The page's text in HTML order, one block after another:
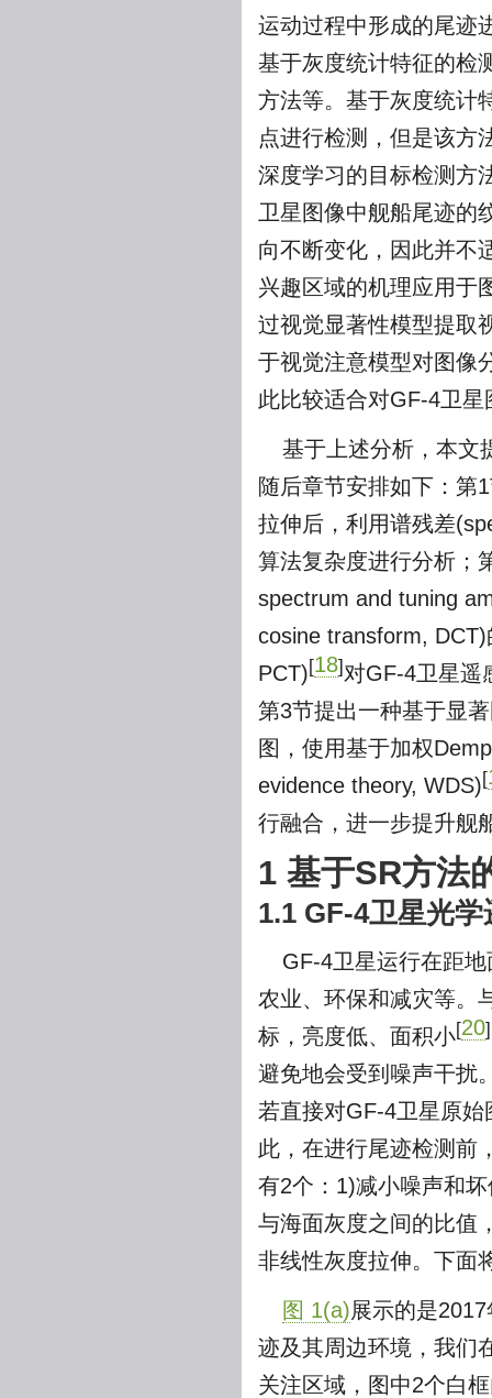
运动过程中形成的尾迹
基于灰度统计特征的检
方法等。基于灰度统计
点进行检测，但是该方
深度学习的目标检测方
卫星图像中舰船尾迹的
向不断变化，因此并不
兴趣区域的机理应用于
过视觉显著性模型提取
于视觉注意模型对图像
此比较适合对GF-4卫
基于上述分析，本文
随后章节安排如下：第
拉伸后，利用谱残差
算法复杂度进行分析；
spectrum and tuning
cosine transform,
PCT)[18] 对GF-4卫星遥
第3节提出一种基于显
图，使用基于加权
evidence theory, WDS)[
行融合，进一步提升舰
1 基于SR方法
1.1 GF-4卫星光
GF-4卫星运行在距
农业、环保和减灾等。
标，亮度低、面积小[20]
避免地会受到噪声干扰
若直接对GF-4卫星原
此，在进行尾迹检测前
有2个：1)减小噪声和
与海面灰度之间的比值
非线性灰度拉伸。下面
图 1(a)展示的是
迹及其周边环境，我们
关注区域，图中2个白